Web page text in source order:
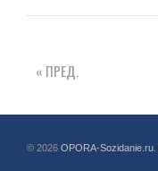
« ПРЕД.
© 2026 OPORA-Sozidanie.ru